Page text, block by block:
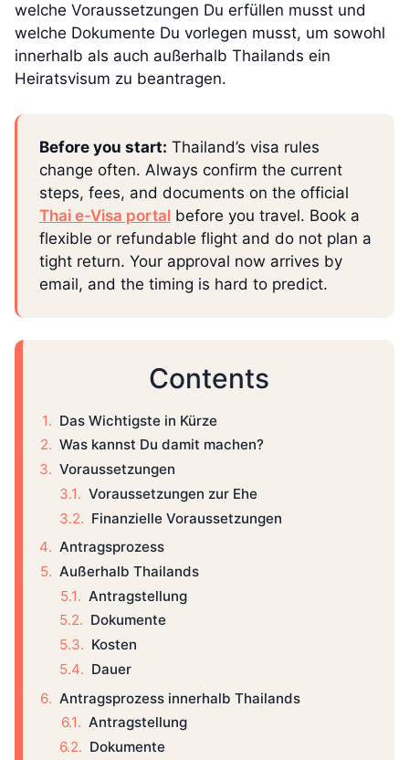
welche Voraussetzungen Du erfüllen musst und
welche Dokumente Du vorlegen musst, um sowohl
innerhalb als auch außerhalb Thailands ein
Heiratsvisum zu beantragen.
Before you start: Thailand’s visa rules
change often. Always confirm the current
steps, fees, and documents on the official
Thai e-Visa portal before you travel. Book a
flexible or refundable flight and do not plan a
tight return. Your approval now arrives by
email, and the timing is hard to predict.
Contents
Das Wichtigste in Kürze
Was kannst Du damit machen?
Voraussetzungen
Voraussetzungen zur Ehe
Finanzielle Voraussetzungen
Antragsprozess
Außerhalb Thailands
Antragstellung
Dokumente
Kosten
Dauer
Antragsprozess innerhalb Thailands
Antragstellung
Dokumente